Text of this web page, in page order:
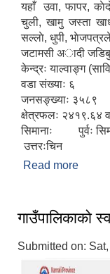
यहाँ उवा, फापर,
चुली, खामु जस्ता
सल्लाे, धुपी,
जटामसी अादी
केन्द्रः याल्वाङ्ग
वडा
जनसङ्ख्याः
क्षेत्रफलः २४१९.६४
सिमानाः
उत्तरःचिन
Read more
गाउँपालिकाकाे
Submitted on: